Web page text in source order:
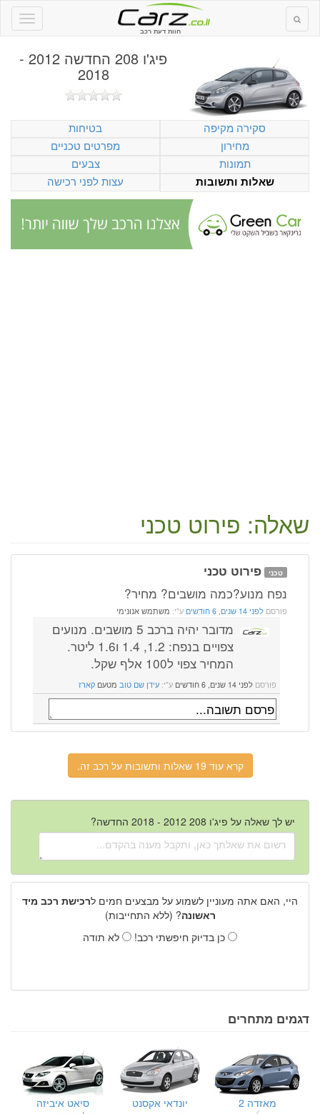
חוות דעת רכב
פיג'ו 208 החדשה 2012 -
2018
סקירה מקיפה
בטיחות
מחירון
מפרטים טכניים
תמונות
צבעים
שאלות ותשובות
עצות לפני רכישה
שאלה: פירוט טכני
טכני פירוט טכני
נפח מנוע?כמה מושבים? מחיר?
פורסם לפני 14 שנים, 6 חודשים ע"י: משתמש אנונימי
מדובר יהיה ברכב 5 מושבים. מנועים
צפויים בנפח: 1.2, 1.4 ו1.6 ליטר.
המחיר צפוי ל100 אלף שקל.
פורסם לפני 14 שנים, 6 חודשים ע"י: עידן שם טוב מטעם קארז
קרא עוד 19 שאלות ותשובות על רכב זה.
יש לך שאלה על פיג'ו 208 2012 - 2018 החדשה?
היי, האם אתה מעוניין לשמוע על מבצעים חמים לרכישת רכב מיד
ראשונה? (ללא התחייבות)
כן בדיוק חיפשתי רכב!
לא תודה
דגמים מתחרים
מאזדה 2 יונדאי אקסנט סיאט איביזה